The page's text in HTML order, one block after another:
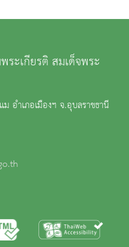
ะเกียรติ สมเด็จพระ
อำเภอเมืองฯ จ.อุบลราชธานี